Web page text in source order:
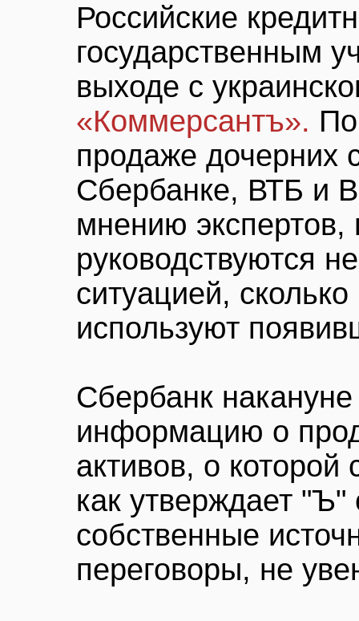
Российские
государственным
выходе с
«Коммерсантъ».
продаже дочерних
Сбербанке, ВТБ и
мнению экспертов,
руководствуются
ситуацией,
используют
Сбербанк
информацию о
активов, о
как утверждает "Ъ"
собственные
переговоры, не